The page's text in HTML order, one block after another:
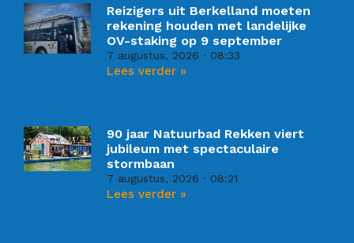
Reizigers uit Berkelland moeten
rekening houden met landelijke
OV-staking op 9 september
7 augustus, 2026 08:33
Lees verder »
90 jaar Natuurbad Rekken viert
jubileum met spectaculaire
stormbaan
7 augustus, 2026 08:21
Lees verder »